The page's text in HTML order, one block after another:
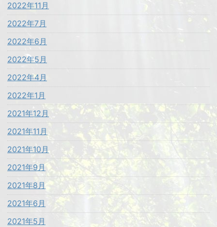
2022年11月
2022年7月
2022年6月
2022年5月
2022年4月
2022年1月
2021年12月
2021年11月
2021年10月
2021年9月
2021年8月
2021年6月
2021年5月